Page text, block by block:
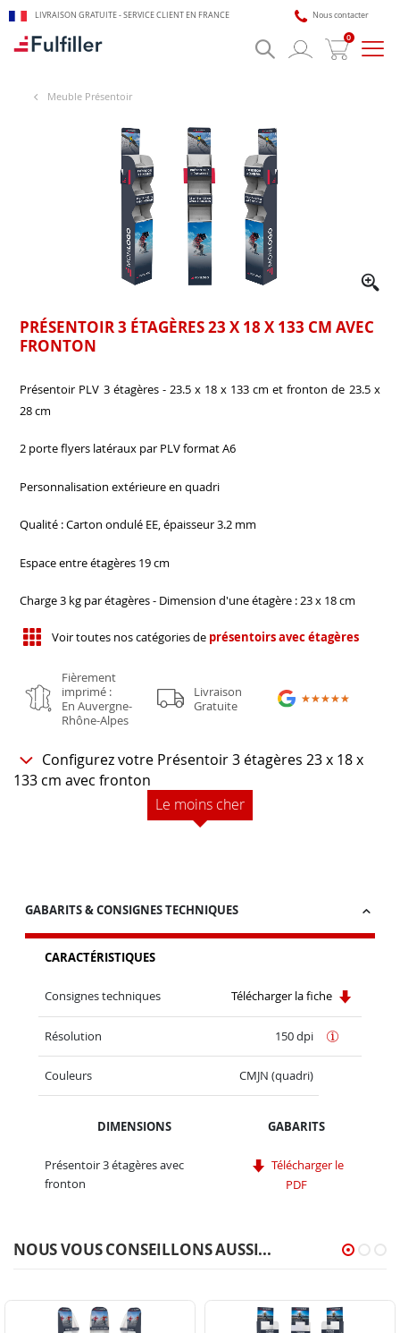
LIVRAISON GRATUITE - SERVICE CLIENT EN FRANCE Nous contacter
0
Meuble Présentoir
PRÉSENTOIR 3 ÉTAGÈRES 23 X 18 X 133 CM AVEC
FRONTON
Présentoir PLV 3 étagères - 23.5 x 18 x 133 cm et fronton de 23.5 x
28 cm
2 porte flyers latéraux par PLV format A6
Personnalisation extérieure en quadri
Qualité : Carton ondulé EE, épaisseur 3.2 mm
Espace entre étagères 19 cm
Charge 3 kg par étagères - Dimension d'une étagère : 23 x 18 cm
Voir toutes nos catégories de présentoirs avec étagères
Fièrement
imprimé :
En Auvergne-
Rhône-Alpes
Livraison
Gratuite
★★★★★
★★★★★
Configurez votre Présentoir 3 étagères 23 x 18 x
133 cm avec fronton
Le moins cher
GABARITS & CONSIGNES TECHNIQUES
CARACTÉRISTIQUES
Consignes techniques Télécharger la fiche
Résolution 150 dpi
Couleurs CMJN (quadri)
DIMENSIONS GABARITS
Présentoir 3 étagères avec
fronton
Télécharger le
PDF
NOUS VOUS CONSEILLONS AUSSI...
🎯 Assistant impression Fulfiller